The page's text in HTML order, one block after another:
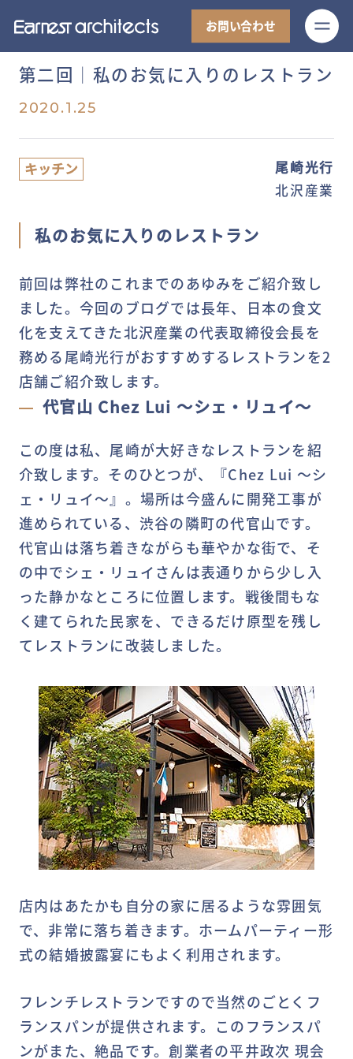
お問い合わせ
第二回│私のお気に入りのレストラン
2020.1.25
キッチン
尾崎光行
北沢産業
私のお気に入りのレストラン
前回は弊社のこれまでのあゆみをご紹介致し
ました。今回のブログでは長年、日本の食文
化を支えてきた北沢産業の代表取締役会長を
務める尾崎光行がおすすめするレストランを2
店舗ご紹介致します。
代官山 Chez Lui ～シェ・リュイ～
この度は私、尾崎が大好きなレストランを紹
介致します。そのひとつが、『Chez Lui ～シ
ェ・リュイ～』。場所は今盛んに開発工事が
進められている、渋谷の隣町の代官山です。
代官山は落ち着きながらも華やかな街で、そ
の中でシェ・リュイさんは表通りから少し入
った静かなところに位置します。戦後間もな
く建てられた民家を、できるだけ原型を残し
てレストランに改装しました。
店内はあたかも自分の家に居るような雰囲気
で、非常に落ち着きます。ホームパーティー形
式の結婚披露宴にもよく利用されます。
フレンチレストランですので当然のごとくフ
ランスパンが提供されます。このフランスパ
ンがまた、絶品です。創業者の平井政次 現会